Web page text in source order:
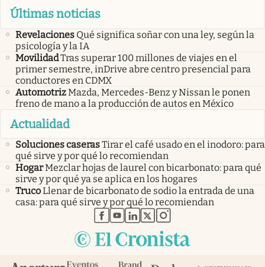
Últimas noticias
Revelaciones Qué significa soñar con una ley, según la
psicología y la IA
MovilidadTras superar 100 millones de viajes en el
primer semestre, inDrive abre centro presencial para
conductores en CDMX
AutomotrizMazda, Mercedes-Benz y Nissan le ponen
freno de mano a la producción de autos en México
Actualidad
Soluciones caserasTirar el café usado en el inodoro: para
qué sirve y por qué lo recomiendan
HogarMezclar hojas de laurel con bicarbonato: para qué
sirve y por qué ya se aplica en los hogares
TrucoLlenar de bicarbonato de sodio la entrada de una
casa: para qué sirve y por qué lo recomiendan
abre en nueva pestaña
abre en nueva pestaña
abre en nueva pestaña
abre en nueva pestaña
abre en nueva pestaña